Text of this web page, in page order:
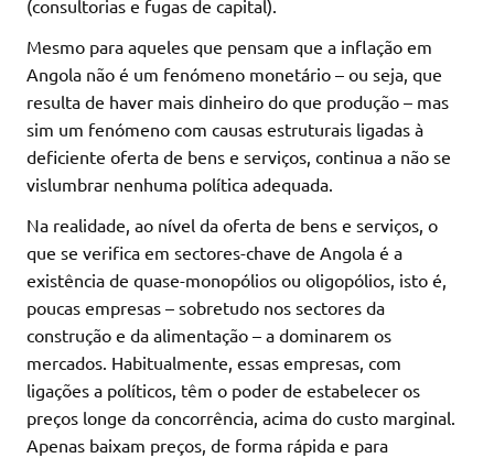
(consultorias e fugas de capital).
Mesmo para aqueles que pensam que a inflação em
Angola não é um fenómeno monetário – ou seja, que
resulta de haver mais dinheiro do que produção – mas
sim um fenómeno com causas estruturais ligadas à
deficiente oferta de bens e serviços, continua a não se
vislumbrar nenhuma política adequada.
Na realidade, ao nível da oferta de bens e serviços, o
que se verifica em sectores-chave de Angola é a
existência de quase-monopólios ou oligopólios, isto é,
poucas empresas – sobretudo nos sectores da
construção e da alimentação – a dominarem os
mercados. Habitualmente, essas empresas, com
ligações a políticos, têm o poder de estabelecer os
preços longe da concorrência, acima do custo marginal.
Apenas baixam preços, de forma rápida e para